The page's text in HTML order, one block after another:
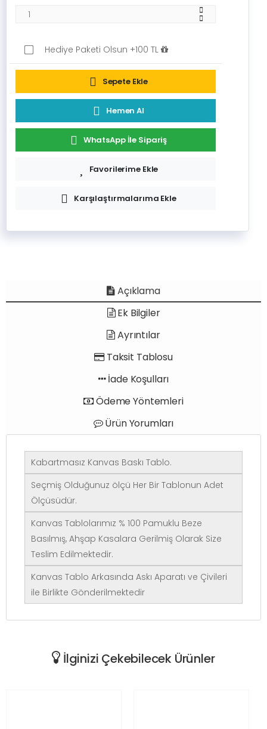
Hediye Paketi Olsun +100 TL
Sepete Ekle
Hemen Al
WhatsApp İle Sipariş
Favorilerime Ekle
Karşılaştırmalarıma Ekle
Açıklama
Ek Bilgiler
Ayrıntılar
Taksit Tablosu
İade Koşulları
Ödeme Yöntemleri
Ürün Yorumları
Kabartmasız Kanvas Baskı Tablo.
Seçmiş Olduğunuz ölçü Her Bir Tablonun Adet
Ölçüsüdür.
Kanvas Tablolarımız % 100 Pamuklu Beze
Basılmış, Ahşap Kasalara Gerilmiş Olarak Size
Teslim Edilmektedir.
Kanvas Tablo Arkasında Askı Aparatı ve Çivileri
ile Birlikte Gönderilmektedir
İlginizi Çekebilecek Ürünler